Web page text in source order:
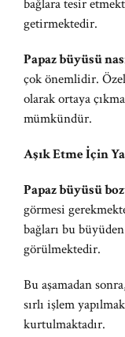
bağlara tesir
getirmektedir.
Papaz büyüsü
çok önemlidir.
olarak ortaya
mümkündür.
Aşık Etme İçin
Papaz büyüsü
görmesi
bağları bu
görülmektedir.
Bu aşamadan
sırlı işlem
kurtulmaktadır.